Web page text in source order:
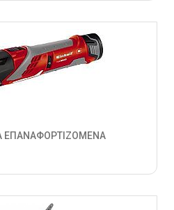
ΕΠΑΝΑΦΟΡΤΙΖΟΜΕΝΑ